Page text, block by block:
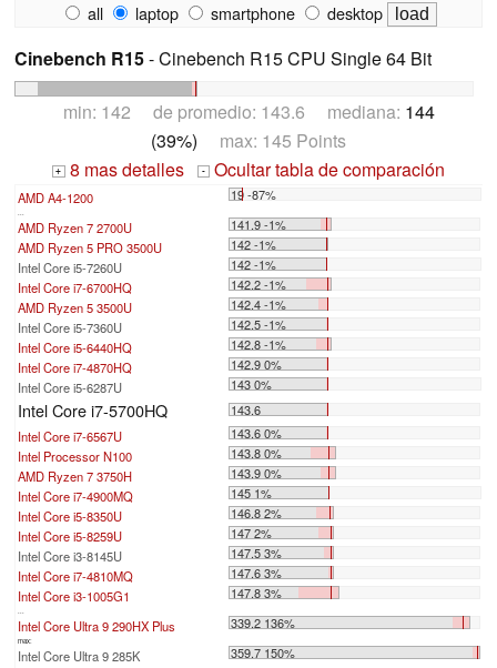
all laptop smartphone desktop
Cinebench R15- Cinebench R15 CPU Single 64 Bit
min: 142 de promedio: 143.6 mediana: 144
(39%) max: 145 Points
+ 8 mas detalles - Ocultar tabla de comparación
AMD A4-1200 19 -87%
...
AMD Ryzen 7 2700U
141.9 -1%
AMD Ryzen 5 PRO 3500U
142 -1%
Intel Core i5-7260U
142 -1%
Intel Core i7-6700HQ
142.2 -1%
AMD Ryzen 5 3500U
142.4 -1%
Intel Core i5-7360U
142.5 -1%
Intel Core i5-6440HQ
142.8 -1%
Intel Core i7-4870HQ
142.9 0%
Intel Core i5-6287U
143 0%
Intel Core i7-5700HQ
143.6
Intel Core i7-6567U
143.6 0%
Intel Processor N100
143.8 0%
AMD Ryzen 7 3750H
143.9 0%
Intel Core i7-4900MQ
145 1%
Intel Core i5-8350U
146.8 2%
Intel Core i5-8259U
147 2%
Intel Core i3-8145U
147.5 3%
Intel Core i7-4810MQ
147.6 3%
Intel Core i3-1005G1
147.8 3%
...
Intel Core Ultra 9 290HX Plus 339.2 136%
max:
Intel Core Ultra 9 285K 359.7 150%